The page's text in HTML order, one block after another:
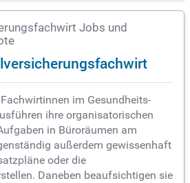
Jobs und
im Gesundheits-
ihre organisatorischen
in Büroräumen am
außerdem gewissenhaft
oder die
Daneben beaufsichtigen sie